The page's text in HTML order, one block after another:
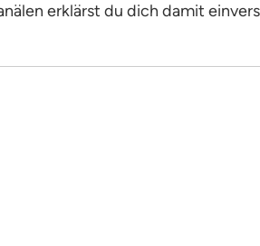
erklärst du dich damit